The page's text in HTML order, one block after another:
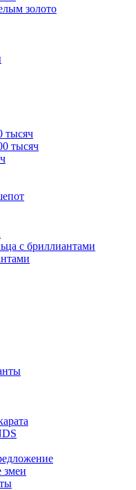
золото
тысяч
тысяч
с бриллиантами
змеи